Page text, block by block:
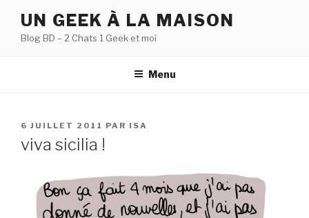
contenu
UN GEEK À LA MAISON
Blog BD – 2 Chats 1 Geek et moi
Menu
PUBLIÉ
LE
6 JUILLET 2011 PAR ISA
viva sicilia !